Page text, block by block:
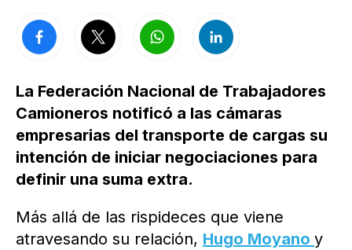
La Federación Nacional de Trabajadores
Camioneros notificó a las cámaras
empresarias del transporte de cargas su
intención de iniciar negociaciones para
definir una suma extra.
Más allá de las rispideces que viene
atravesando su relación, Hugo Moyano y